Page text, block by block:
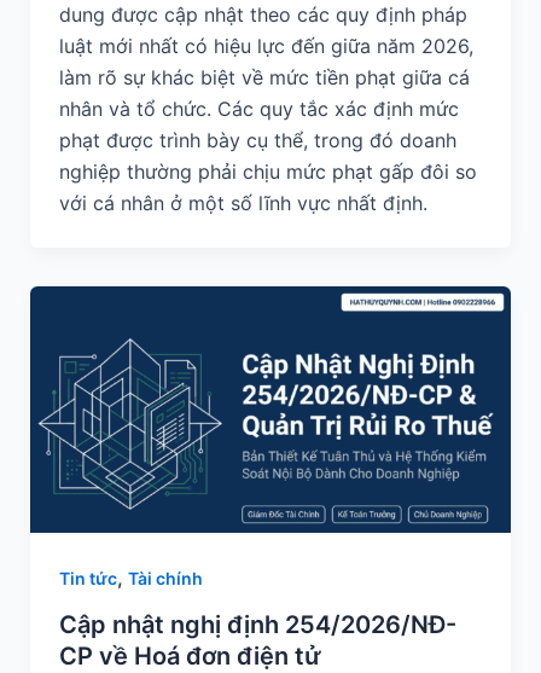
dung được cập nhật theo các quy định pháp
luật mới nhất có hiệu lực đến giữa năm 2026,
làm rõ sự khác biệt về mức tiền phạt giữa cá
nhân và tổ chức. Các quy tắc xác định mức
phạt được trình bày cụ thể, trong đó doanh
nghiệp thường phải chịu mức phạt gấp đôi so
với cá nhân ở một số lĩnh vực nhất định.
Tin tức, Tài chính
Cập nhật nghị định 254/2026/NĐ-
CP về Hoá đơn điện tử